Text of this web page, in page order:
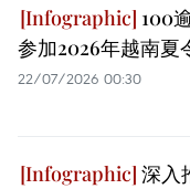
100
参加2026年越南夏
22/07/2026 00:30
深入